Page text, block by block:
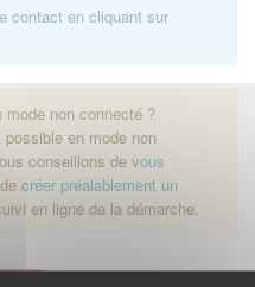
contact en cliquant sur
mode non connecté ?
en mode non
conseillons de vous
créer préalablement un
en ligne de la démarche.